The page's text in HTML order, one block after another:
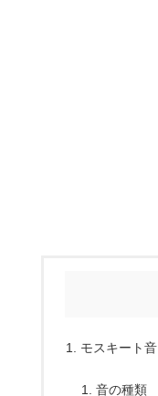
モスキート音
音の種類